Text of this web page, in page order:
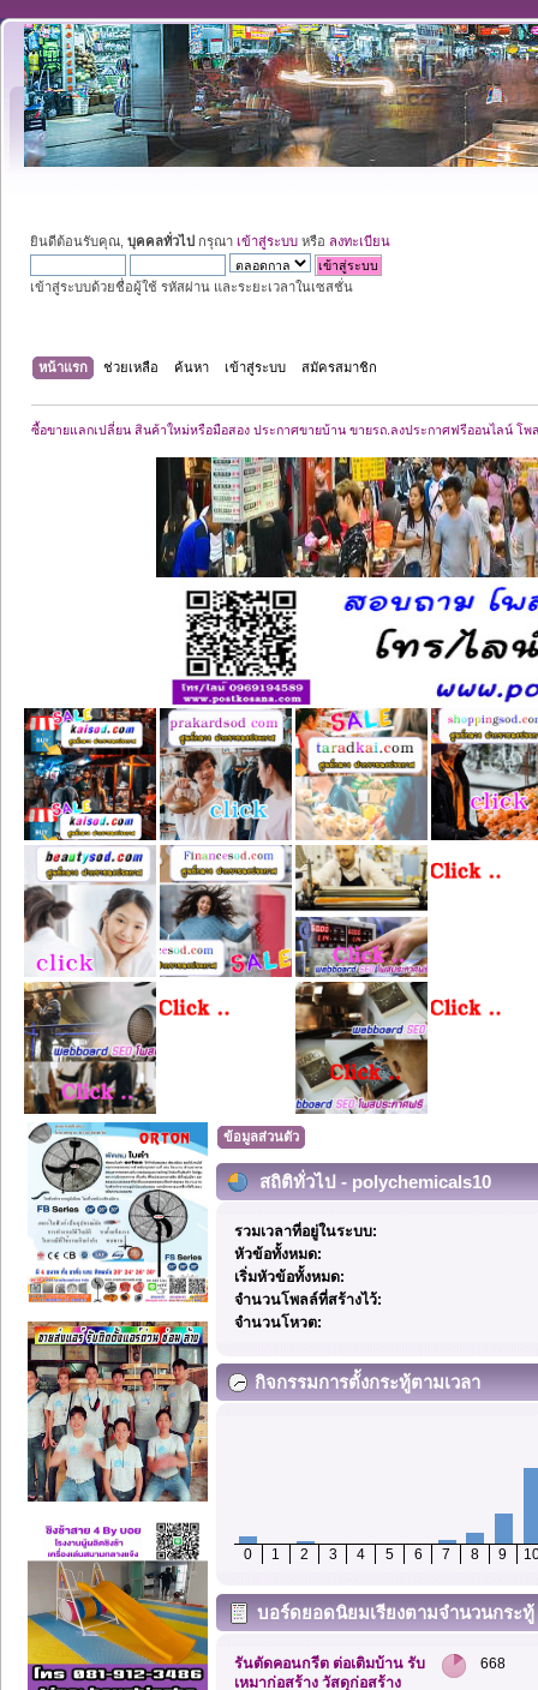
ยินดีต้อนรับคุณ, บุคคลทั่วไป กรุณา เข้าสู่ระบบ หรือ ลงทะเบียน
เข้าสู่ระบบด้วยชื่อผู้ใช้ รหัสผ่าน และระยะเวลาในเซสชั่น
หน้าแรก ช่วยเหลือ ค้นหา เข้าสู่ระบบ สมัครสมาชิก
ซื้อขายแลกเปลี่ยน สินค้าใหม่หรือมือสอง ประกาศขายบ้าน ขายรถ.ลงประกาศฟรีออนไลน์ โ
ข้อมูลส่วนตัว
สถิติทั่วไป - polychemicals10
รวมเวลาที่อยู่ในระบบ:
หัวข้อทั้งหมด:
เริ่มหัวข้อทั้งหมด:
จำนวนโพลล์ที่สร้างไว้:
จำนวนโหวต:
กิจกรรมการตั้งกระทู้ตามเวลา
0 1 2 3 4 5 6 7 8 9
บอร์ดยอดนิยมเรียงตามจำนวนกระทู้
รันตัดคอนกรีต ต่อเติมบ้าน รับ
เหมาก่อสร้าง วัสดุก่อสร้าง
668